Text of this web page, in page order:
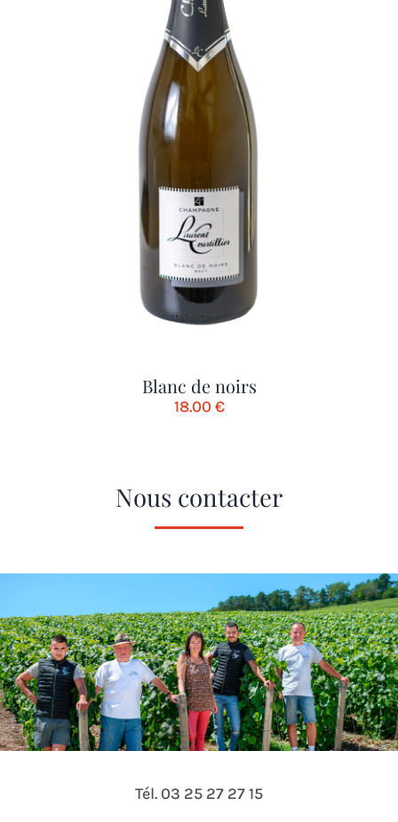
Blanc de noirs
18.00 €
Nous contacter
Tél. 03 25 27 27 15